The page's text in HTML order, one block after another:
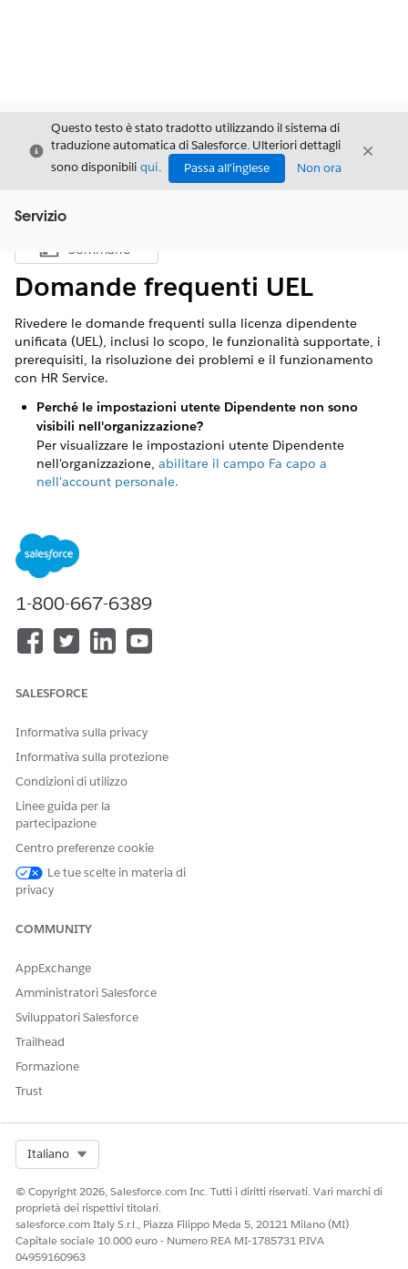
Chiudi
Questo testo è stato tradotto utilizzando il sistema di
traduzione automatica di Salesforce. Ulteriori dettagli
sono disponibili qui. Passa all'inglese Non ora
Chiudi
Servizio
Mostra sommario
Sommario
Domande frequenti UEL
Rivedere le domande frequenti sulla licenza dipendente
unificata (UEL), inclusi lo scopo, le funzionalità supportate, i
prerequisiti, la risoluzione dei problemi e il funzionamento
con HR Service.
Perché le impostazioni utente Dipendente non sono
visibili nell'organizzazione?
Per visualizzare le impostazioni utente Dipendente
nell'organizzazione, abilitare il campo Fa capo a
nell'account personale.
La scheda Persone si basa sulla funzionalità di Salesforce
Chatter. Assicurarsi che Chatter sia abilitato nelle
della scheda.
Gli utenti UEL necessitano di un componente aggiuntivo
KnowledgeUser per leggere gli articoli Knowledge?
senza licenza aggiuntiva KnowledgeUser, a condizione che
profilo: Consenti Visualizza Knowledge, Knowledge:
QUESTO ARTICOLO HA RISOLTO IL PROBLEMA?
Facci sapere, così possiamo migliorare!
Sì
1-800-667-6389
SALESFORCE
Informativa sulla privacy
Informativa sulla protezione
Condizioni di utilizzo
Linee guida per la
partecipazione
Centro preferenze cookie
Le tue scelte in materia di
privacy
COMMUNITY
AppExchange
Amministratori Salesforce
Sviluppatori Salesforce
Trailhead
Formazione
Trust
Italiano
© Copyright 2026, Salesforce.com Inc. Tutti i diritti riservati. Vari marchi di
proprietà dei rispettivi titolari.
salesforce.com Italy S.r.l., Piazza Filippo Meda 5, 20121 Milano (MI)
Capitale sociale 10.000 euro - Numero REA MI-1785731 P.IVA
04959160963